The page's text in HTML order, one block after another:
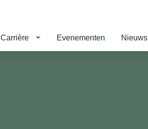
Carrière Evenementen Nieuws